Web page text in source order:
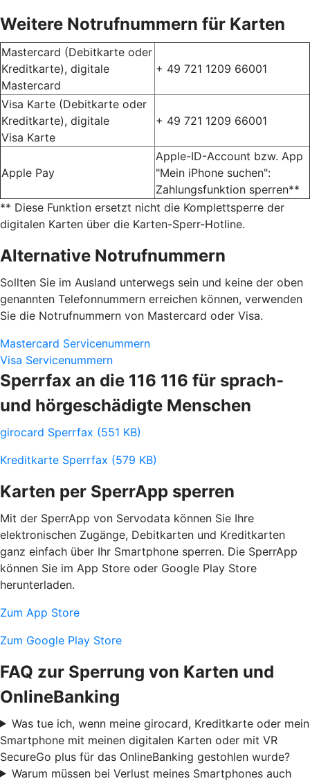
Weitere Notrufnummern für Karten
Mastercard (Debitkarte oder
Kreditkarte), digitale
Mastercard
+ 49 721 1209 66001
Visa Karte (Debitkarte oder
Kreditkarte), digitale
Visa Karte
+ 49 721 1209 66001
Apple Pay
Apple-ID-Account bzw. App
"Mein iPhone suchen":
Zahlungsfunktion sperren**
** Diese Funktion ersetzt nicht die Komplettsperre der
digitalen Karten über die Karten-Sperr-Hotline.
Alternative Notrufnummern
Sollten Sie im Ausland unterwegs sein und keine der oben
genannten Telefonnummern erreichen können, verwenden
Sie die Notrufnummern von Mastercard oder Visa.
Mastercard Servicenummern
Visa Servicenummern
Sperrfax an die 116 116 für sprach-
und hörgeschädigte Menschen
girocard Sperrfax (551 KB)
Kreditkarte Sperrfax (579 KB)
Karten per SperrApp sperren
Mit der SperrApp von Servodata können Sie Ihre
elektronischen Zugänge, Debitkarten und Kreditkarten
ganz einfach über Ihr Smartphone sperren. Die SperrApp
können Sie im App Store oder Google Play Store
herunterladen.
Zum App Store
Zum Google Play Store
FAQ zur Sperrung von Karten und
OnlineBanking
Was tue ich, wenn meine girocard, Kreditkarte oder mein
Smartphone mit meinen digitalen Karten oder mit VR
SecureGo plus für das OnlineBanking gestohlen wurde?
Warum müssen bei Verlust meines Smartphones auch